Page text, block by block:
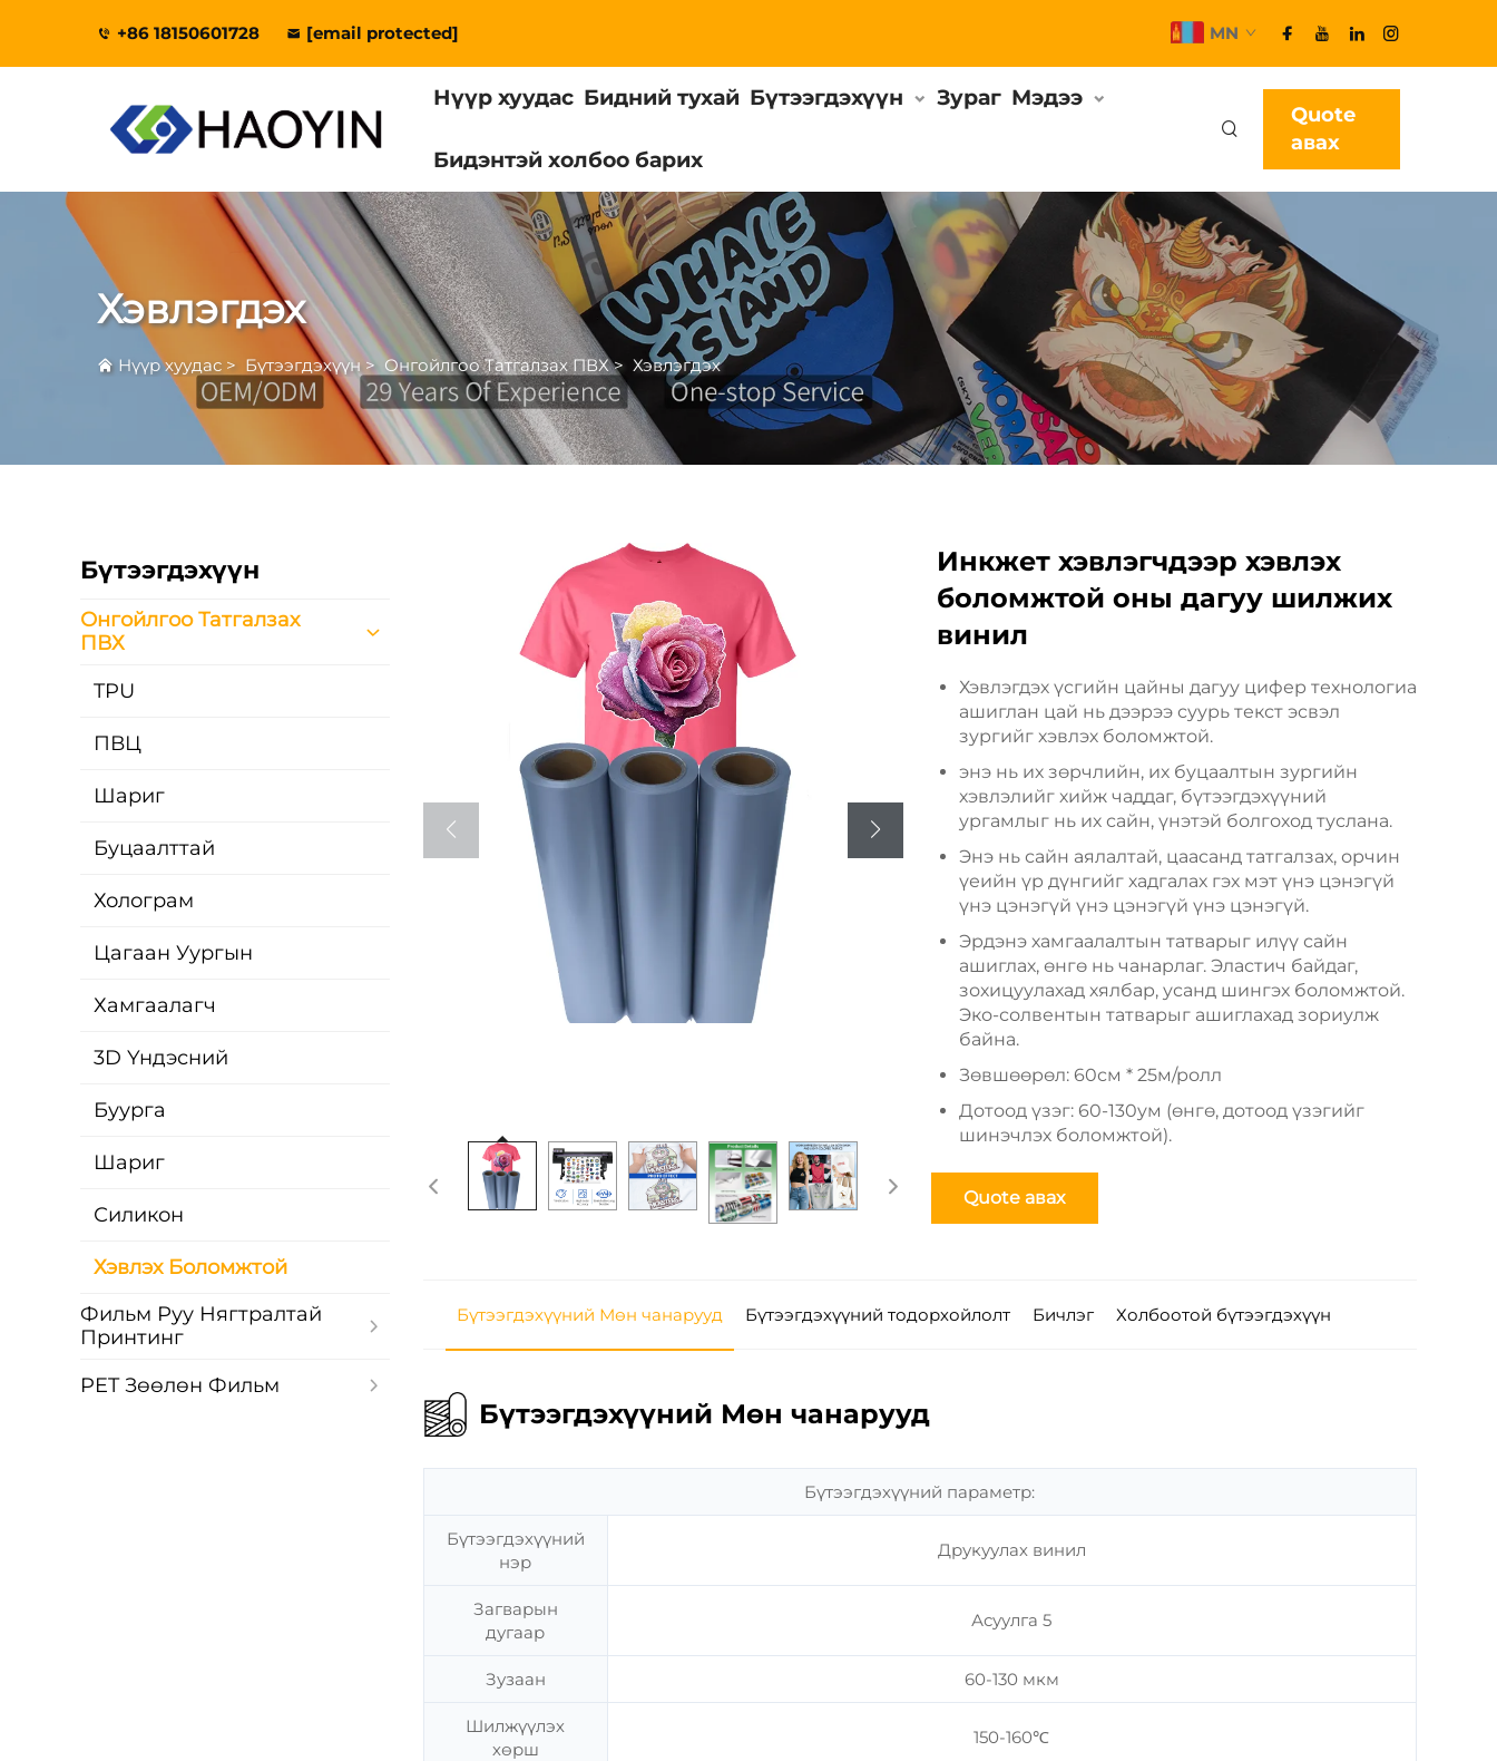
+86 18150601728 [email protected] MN
Нүүр хуудас Бидний тухай Бүтээгдэхүүн Зураг Мэдээ
Бидэнтэй холбоо барих
Quote
авах
Хэвлэгдэх
Нүүр хуудас > Бүтээгдэхүүн > Онгойлгоо Татгалзах ПВХ> Хэвлэгдэх
Бүтээгдэхүүн
Онгойлгоо Татгалзах
ПВХ
TPU
ПВЦ
Шариг
Буцаалттай
Холограм
Цагаан Уургын
Хамгаалагч
3D Үндэсний
Буурга
Шариг
Силикон
Хэвлэх Боломжтой
Фильм Руу Нягтралтай
Принтинг
PET Зөөлөн Фильм
Инкжет хэвлэгчдээр хэвлэх
боломжтой оны дагуу шилжих
винил
Хэвлэгдэх үсгийн цайны дагуу цифер технологиа
ашиглан цай нь дээрээ суурь текст эсвэл
зургийг хэвлэх боломжтой.
энэ нь их зөрчлийн, их буцаалтын зургийн
хэвлэлийг хийж чаддаг, бүтээгдэхүүний
ургамлыг нь их сайн, үнэтэй болгоход туслана.
Энэ нь сайн аялалтай, цаасанд татгалзах, орчин
үеийн үр дүнгийг хадгалах гэх мэт үнэ цэнэгүй
үнэ цэнэгүй үнэ цэнэгүй үнэ цэнэгүй.
Эрдэнэ хамгаалалтын татварыг илүү сайн
ашиглах, өнгө нь чанарлаг. Эластич байдаг,
зохицуулахад хялбар, усанд шингэх боломжтой.
Эко-солвентын татварыг ашиглахад зориулж
байна.
Зөвшөөрөл: 60см * 25м/ролл
Дотоод үзэг: 60-130ум (өнгө, дотоод үзэгийг
шинэчлэх боломжтой).
Quote авах
Бүтээгдэхүүний Мөн чанарууд Бүтээгдэхүүний тодорхойлолт Бичлэг Холбоотой бүтээгдэхүүн
Бүтээгдэхүүний Мөн чанарууд
Бүтээгдэхүүний параметр:
Бүтээгдэхүүний
нэр
Друкуулах винил
Загварын
дугаар
Асуулга 5
Зузаан 60-130 мкм
Шилжүүлэх
хөрш
150-160℃